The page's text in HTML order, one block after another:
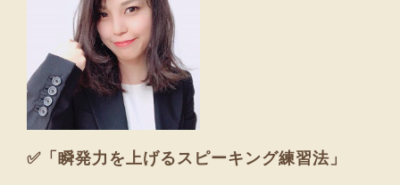
✅「瞬発力を上げるスピーキング練習法」